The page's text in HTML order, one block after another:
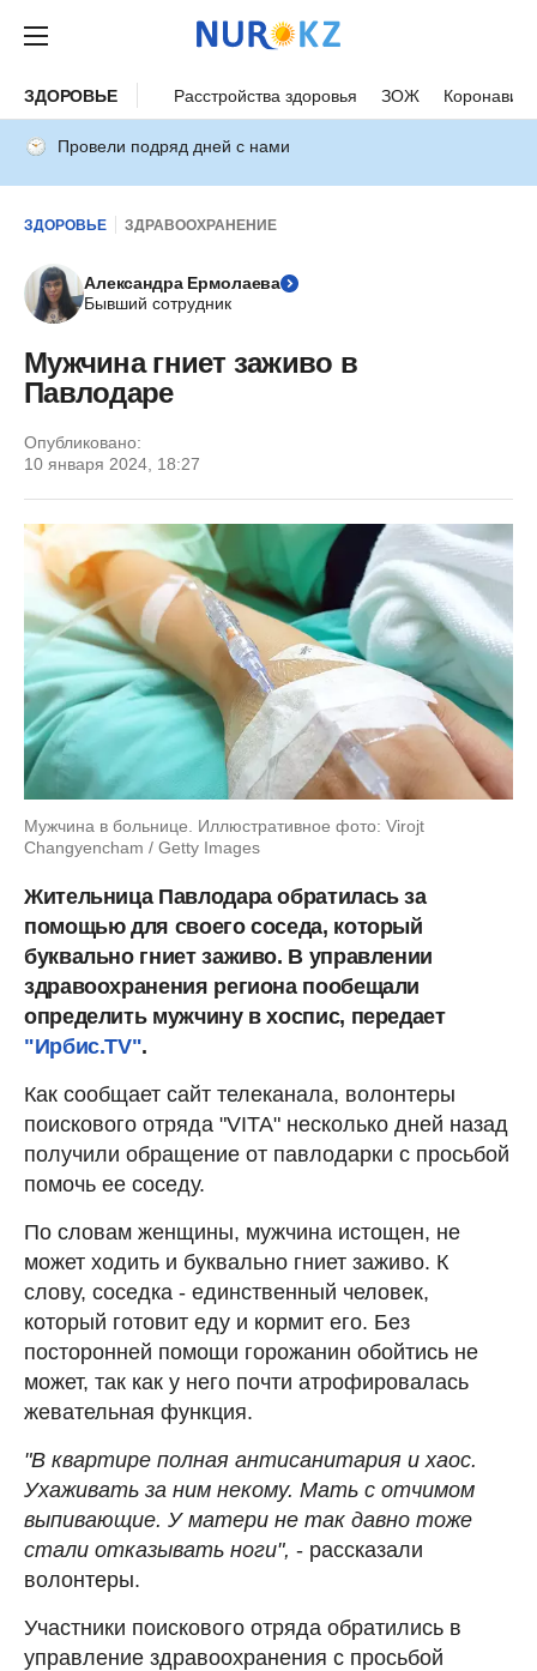
ЗДОРОВЬЕ Расстройства здоровья ЗОЖ
Провели подряд дней с нами
ЗДОРОВЬЕ ЗДРАВООХРАНЕНИЕ
Александра Ермолаева
Бывший сотрудник
Мужчина гниет заживо в
Павлодаре
Опубликовано:
10 января 2024, 18:27
Мужчина в больнице. Иллюстративное фото: Virojt
Changyencham / Getty Images
Жительница Павлодара обратилась за
помощью для своего соседа, который
буквально гниет заживо. В управлении
здравоохранения региона пообещали
определить мужчину в хоспис, передает
"Ирбис.TV".
Как сообщает сайт телеканала, волонтеры
поискового отряда "VITA" несколько дней назад
получили обращение от павлодарки с просьбой
помочь ее соседу.
По словам женщины, мужчина истощен, не
может ходить и буквально гниет заживо. К
слову, соседка - единственный человек,
который готовит еду и кормит его. Без
посторонней помощи горожанин обойтись не
может, так как у него почти атрофировалась
жевательная функция.
"В квартире полная антисанитария и хаос.
Ухаживать за ним некому. Мать с отчимом
выпивающие. У матери не так давно тоже
стали отказывать ноги", - рассказали
волонтеры.
Участники поискового отряда обратились в
управление здравоохранения с просьбой